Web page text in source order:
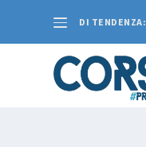
DI TENDENZA: